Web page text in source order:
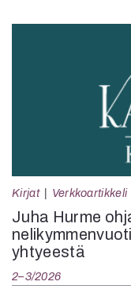
Kirjat Verkkoartikkeli
Juha Hurme
yhtyeestä
2–3/2026